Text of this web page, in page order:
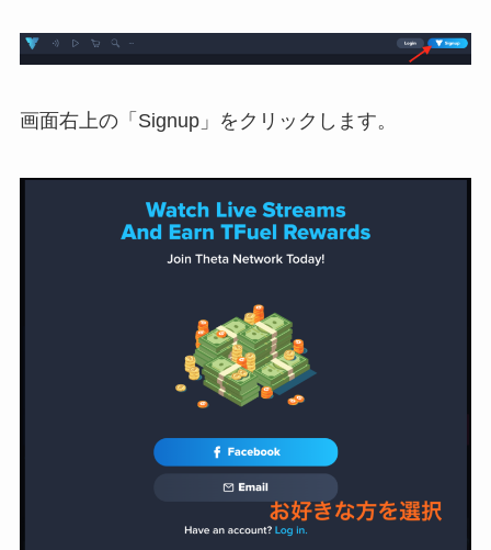
画面右上の「Signup」をクリックします。